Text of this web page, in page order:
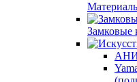
Замковые